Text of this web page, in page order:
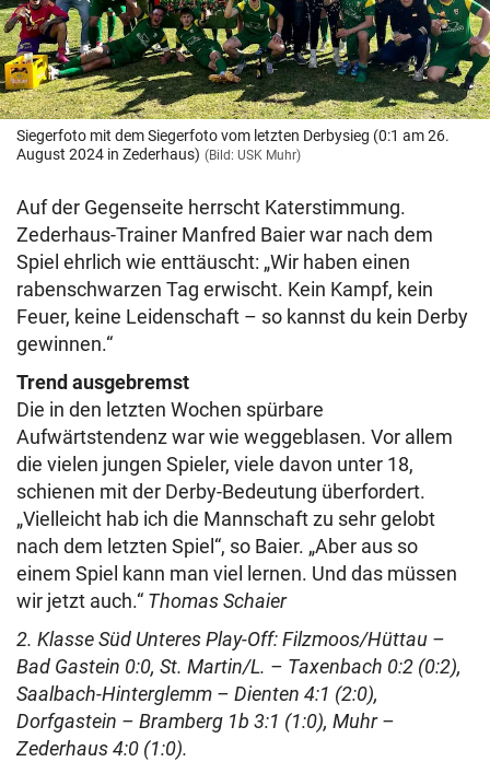
Siegerfoto mit dem Siegerfoto vom letzten Derbysieg (0:1 am 26.
August 2024 in Zederhaus) (Bild: USK Muhr)
Auf der Gegenseite herrscht Katerstimmung.
Zederhaus-Trainer Manfred Baier war nach dem
Spiel ehrlich wie enttäuscht: „Wir haben einen
rabenschwarzen Tag erwischt. Kein Kampf, kein
Feuer, keine Leidenschaft – so kannst du kein Derby
gewinnen.“
Trend ausgebremst
Die in den letzten Wochen spürbare
Aufwärtstendenz war wie weggeblasen. Vor allem
die vielen jungen Spieler, viele davon unter 18,
schienen mit der Derby-Bedeutung überfordert.
„Vielleicht hab ich die Mannschaft zu sehr gelobt
nach dem letzten Spiel“, so Baier. „Aber aus so
einem Spiel kann man viel lernen. Und das müssen
wir jetzt auch.“ Thomas Schaier
2. Klasse Süd Unteres Play-Off: Filzmoos/Hüttau –
Bad Gastein 0:0, St. Martin/L. – Taxenbach 0:2 (0:2),
Saalbach-Hinterglemm – Dienten 4:1 (2:0),
Dorfgastein – Bramberg 1b 3:1 (1:0), Muhr –
Zederhaus 4:0 (1:0).